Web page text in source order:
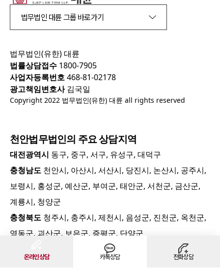
온라인상담 카톡상담 전화상담
법무법인 대륜 그룹 바로가기
법무법인(유한) 대륜
법률상담접수 1800-7905
사업자등록번호468-81-02178
광고책임변호사김국일
Copyright 2022 법무법인(유한) 대륜 all rights reserved
천안법무법인의 주요 상담지역
대전광역시 동구, 중구, 서구, 유성구, 대덕구
충청남도 천안시, 아산시, 서산시, 당진시, 논산시, 공주시,
보령시, 홍성군, 예산군, 부여군, 태안군, 서천군, 금산군,
계룡시, 청양군
충청북도 청주시, 충주시, 제천시, 음성군, 진천군, 옥천군,
영동군, 괴산군, 보은군, 증평군, 단양군